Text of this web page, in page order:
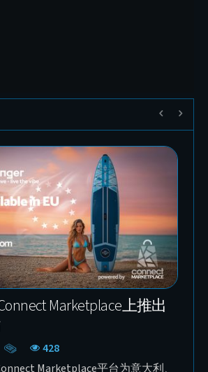
入 Connect Marketplace 的
具品牌
Marketplace 的新入驻卖家，